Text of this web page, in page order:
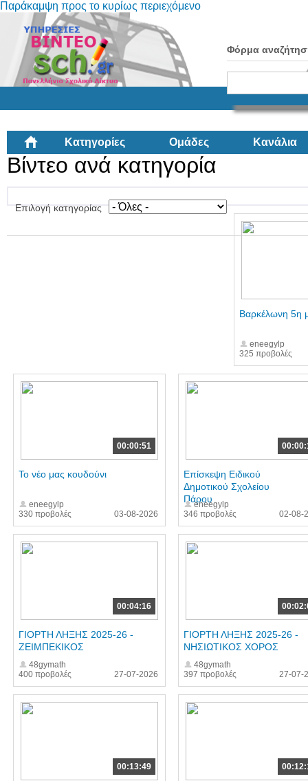
Παράκαμψη προς το κυρίως περιεχόμενο
Φόρμα
Κατηγορίες Ομάδες Κανάλια
Βίντεο ανά κατηγορία
Επιλογή κατηγορίας
325 προβολές
Βαρκέλωνη 5η
eneegylp
00:00:51
330 προβολές
Το νέο μας κουδούνι
eneegylp
03-08-2026
346 προβολές
Επίσκεψη Ειδικού
Δημοτικού Σχολείου
Πάρου
eneegylp
02-08-
00:04:16
400 προβολές
ΓΙΟΡΤΗ ΛΗΞΗΣ 2025-26 -
ΖΕΙΜΠΕΚΙΚΟΣ
48gymath
27-07-2026
397 προβολές
ΓΙΟΡΤΗ ΛΗΞΗΣ 2025-26 -
ΝΗΣΙΩΤΙΚΟΣ ΧΟΡΟΣ
48gymath
27-07-
00:13:49